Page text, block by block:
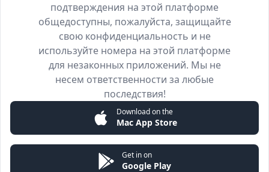
подтверждения на этой платформе
общедоступны, пожалуйста, защищайте
свою конфиденциальность и не
используйте номера на этой платформе
для незаконных приложений. Мы не
несем ответственности за любые
последствия!
Download on the
Mac App Store
Get in on
Google Play